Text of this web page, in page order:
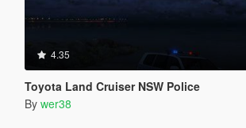
4.35
Toyota Land Cruiser NSW Police
By wer38